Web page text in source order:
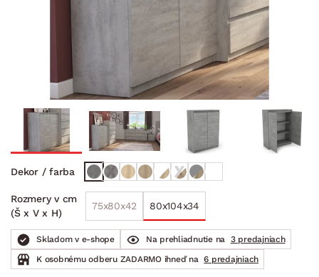
Dekor / farba
Rozmery v cm
(Š x V x H)
75x80x42 80x104x34
Skladom v e-shope Na prehliadnutie na
3 predajniach
K osobnému odberu ZADARMO ihneď na 6 predajniach